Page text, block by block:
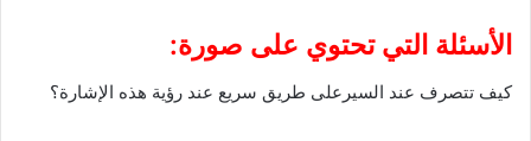
الأسئلة التي تحتوي على صورة:
كيف تتصرف عند السيرعلى طريق سريع عند رؤية هذه الإشارة؟